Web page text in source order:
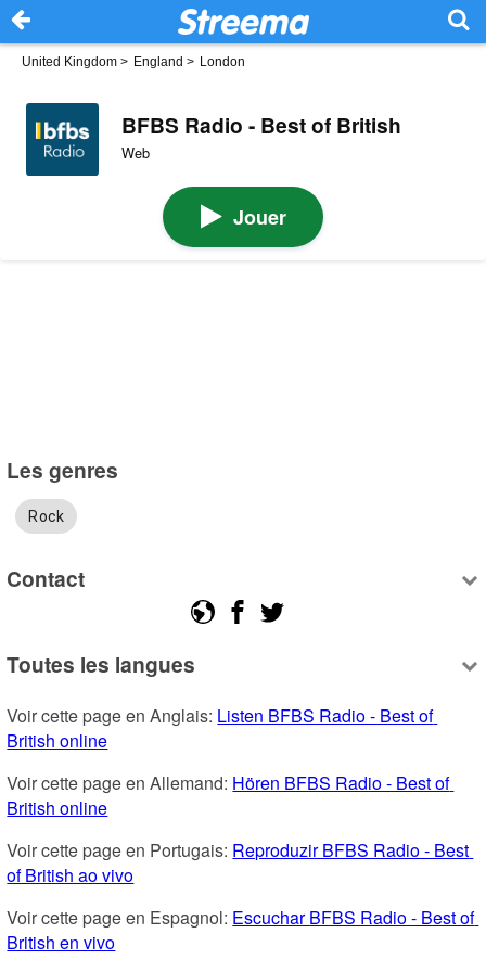
United Kingdom > England > London
BFBS Radio - Best of British
Web
Jouer
Les genres
Rock
Contact
Toutes les langues
Voir cette page en Anglais: Listen BFBS Radio - Best of
British online
Voir cette page en Allemand: Hören BFBS Radio - Best of
British online
Voir cette page en Portugais: Reproduzir BFBS Radio - Best
of British ao vivo
Voir cette page en Espagnol: Escuchar BFBS Radio - Best of
British en vivo